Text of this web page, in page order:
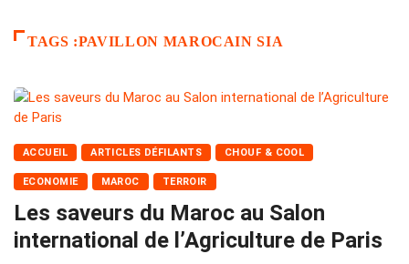
TAGS :PAVILLON MAROCAIN SIA
ACCUEIL ARTICLES DÉFILANTS CHOUF & COOL
ECONOMIE MAROC TERROIR
Les saveurs du Maroc au Salon
international de l’Agriculture de Paris